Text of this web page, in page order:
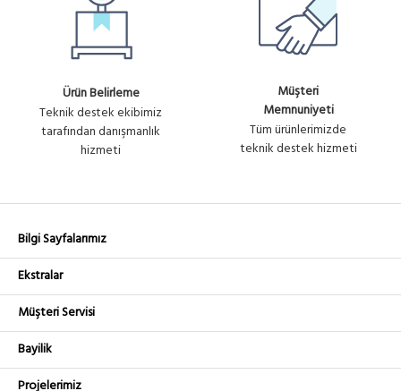
Ürün Belirleme
Teknik destek ekibimiz
tarafından danışmanlık
hizmeti
Müşteri
Memnuniyeti
Tüm ürünlerimizde
teknik destek hizmeti
Bilgi Sayfalarımız
Ekstralar
Müşteri Servisi
Bayilik
Projelerimiz